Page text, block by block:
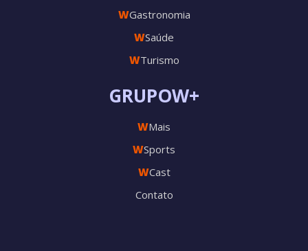
GRUPOW+
WMais
WSports
WCast
Contato
WGastronomia
WSaúde
WTurismo